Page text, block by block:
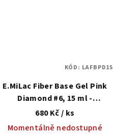
E.MiLac Fiber Base Gel Pink
Diamond #6, 15 ml -
Modelační báze se
zpevňujícím syntetickým
680 Kč/ ks
Momentálně nedostupné
KÓD: LAFBPD15